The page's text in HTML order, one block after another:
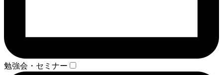
勉強会・セミナー